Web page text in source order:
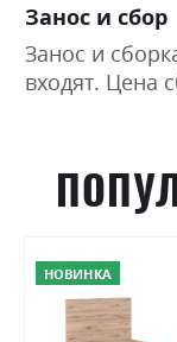
Занос и сбор
Занос и
входят. Цена
НОВИНКА